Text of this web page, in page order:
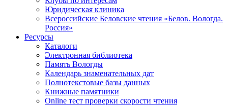
Юридическая клиника
Всероссийские Беловские чтения «Белов. Вологда.
Россия»
Ресурсы
Каталоги
Электронная библиотека
Память Вологды
Календарь знаменательных дат
Полнотекстовые базы данных
Книжные памятники
Online тест проверки скорости чтения